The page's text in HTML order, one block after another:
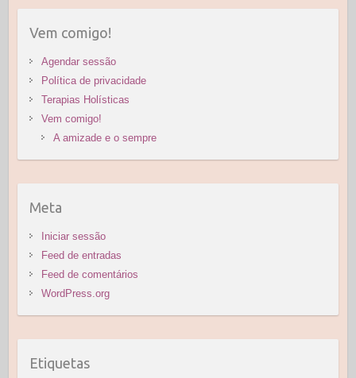
v
o
c
ê
p
r
a
Vem comigo!
Agendar sessão
Política de privacidade
Terapias Holísticas
Vem comigo!
A amizade e o sempre
Meta
Iniciar sessão
Feed de entradas
Feed de comentários
WordPress.org
Etiquetas